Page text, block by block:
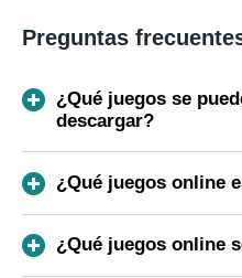
Preguntas
¿Qué juegos se
descargar?
¿Qué juegos online
¿Qué juegos online